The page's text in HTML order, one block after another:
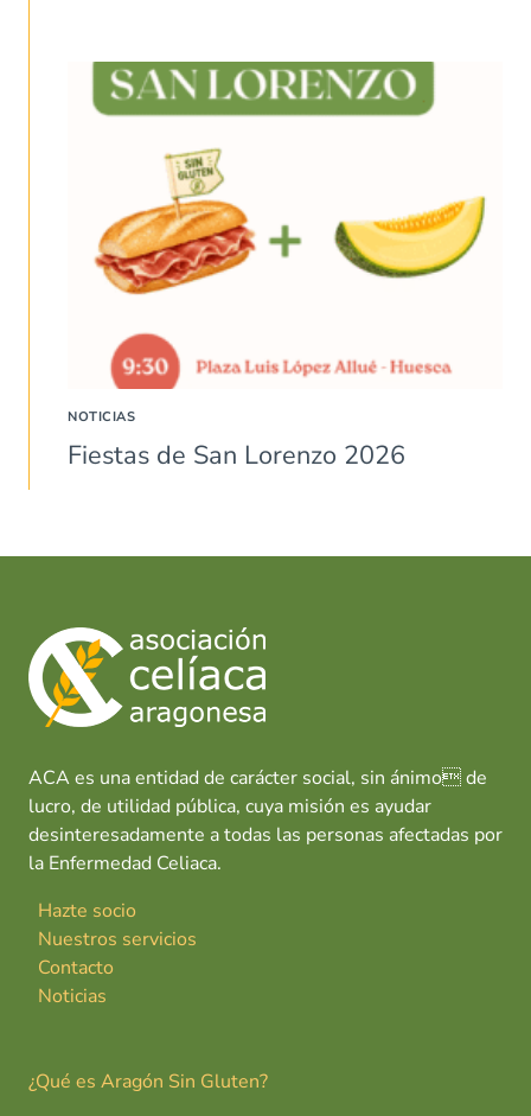
NOTICIAS
Fiestas de San Lorenzo 2026
ACA es una entidad de carácter social, sin ánimo de
lucro, de utilidad pública, cuya misión es ayudar
desinteresadamente a todas las personas afectadas por
la Enfermedad Celiaca.
Hazte socio
Nuestros servicios
Contacto
Noticias
¿Qué es Aragón Sin Gluten?